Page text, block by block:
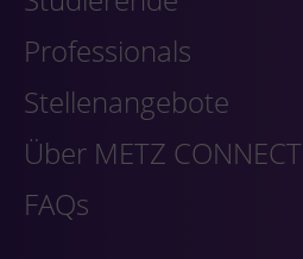
Professionals
Stellenangebote
Über METZ CONNECT
FAQs